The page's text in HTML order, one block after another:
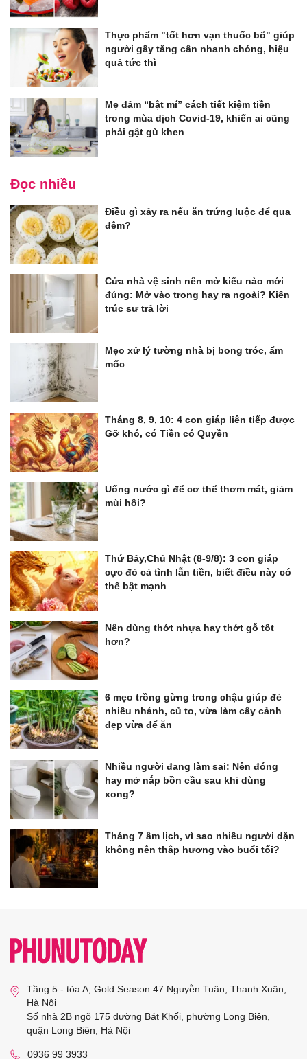
Thực phẩm "tốt hơn vạn thuốc bổ" giúp
người gầy tăng cân nhanh chóng, hiệu
quả tức thì
Mẹ đảm “bật mí” cách tiết kiệm tiền
trong mùa dịch Covid-19, khiến ai cũng
phải gật gù khen
Đọc nhiều
Điều gì xảy ra nếu ăn trứng luộc để qua
đêm?
Cửa nhà vệ sinh nên mở kiểu nào mới
đúng: Mở vào trong hay ra ngoài? Kiến
trúc sư trả lời
Mẹo xử lý tường nhà bị bong tróc, ẩm
mốc
Tháng 8, 9, 10: 4 con giáp liên tiếp được
Gỡ khó, có Tiền có Quyền
Uống nước gì để cơ thể thơm mát, giảm
mùi hôi?
Thứ Bảy,Chủ Nhật (8-9/8): 3 con giáp
cực đỏ cả tình lẫn tiền, biết điều này có
thể bật mạnh
Nên dùng thớt nhựa hay thớt gỗ tốt
hơn?
6 mẹo trồng gừng trong chậu giúp đẻ
nhiều nhánh, củ to, vừa làm cây cảnh
đẹp vừa để ăn
Nhiều người đang làm sai: Nên đóng
hay mở nắp bồn cầu sau khi dùng
xong?
Tháng 7 âm lịch, vì sao nhiều người dặn
không nên thắp hương vào buổi tối?
Tầng 5 - tòa A, Gold Season 47 Nguyễn Tuân, Thanh Xuân,
Hà Nội
Số nhà 2B ngõ 175 đường Bát Khối, phường Long Biên,
quận Long Biên, Hà Nội
0936 99 3933